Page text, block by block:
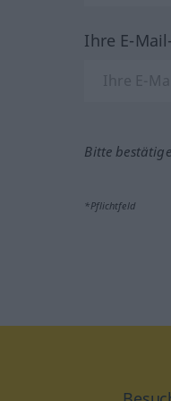
Ihre E-
Bitte
*Pflichtfeld